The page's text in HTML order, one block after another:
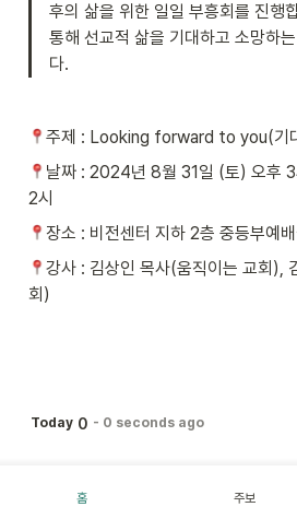
후의 삶을 위한 일일 부흥회를 진행
통해 선교적 삶을 기대하고 소망하
다.
주제 : Looking forward to you(기
날짜 : 2024년 8월 31일 (토) 오후
2시
장소 : 비전센터 지하 2층 중등부예
강사 : 김상인 목사(움직이는 교회),
회)
Today 0 - 0 seconds ago
홈 주보